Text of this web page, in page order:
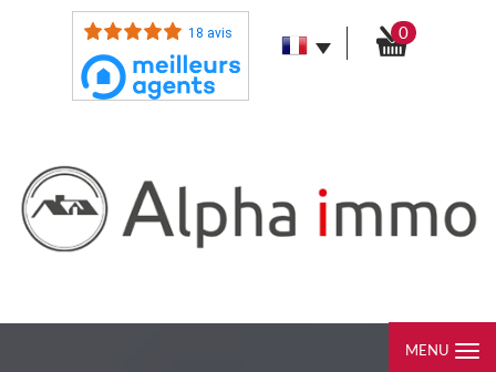
18 avis 0
MENU